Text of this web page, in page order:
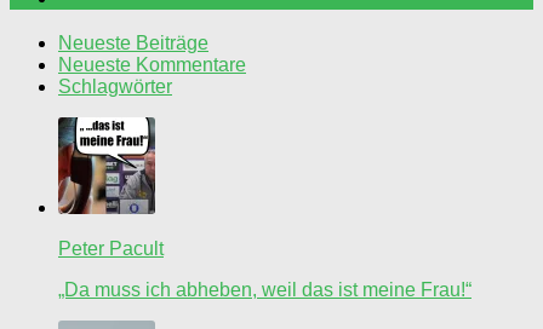
Neueste Beiträge
Neueste Kommentare
Schlagwörter
Peter Pacult
„Da muss ich abheben, weil das ist meine Frau!“